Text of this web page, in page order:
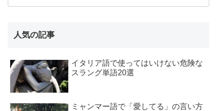
人気の記事
イタリア語で使ってはいけない危険な
スラング単語20選
ミャンマー語で「愛してる」の言い方